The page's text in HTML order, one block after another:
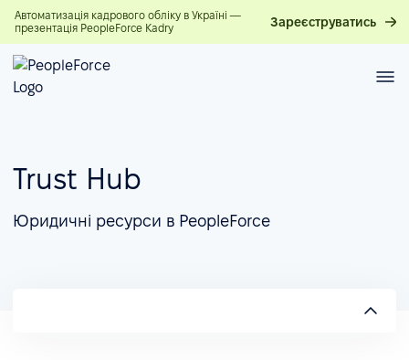
Автоматизація кадрового обліку в Україні —
презентація PeopleForce Kadry
Зареєструватись
Trust Hub
Юридичні ресурси в PeopleForce